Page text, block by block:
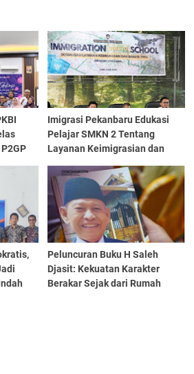
Imigrasi Pekanbaru Edukasi
Pelajar SMKN 2 Tentang
Layanan Keimigrasian dan
Peluncuran Buku H Saleh
Djasit: Kekuatan Karakter
Berakar Sejak dari Rumah